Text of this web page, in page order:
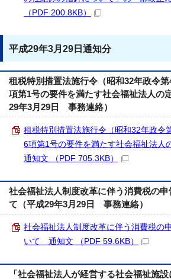
（PDF 200.8KB）
平成29年3月29日通知分
租税特別措置法施行令（昭和32年政令
項第1号の要件を満たす社会福祉法人の
29年3月29日 事務連絡）
租税特別措置法施行令（昭和32年政令
6項第1号の要件を満たす社会福祉法
通知文 （PDF 705.3KB）
社会福祉法人制度改革に伴う消費税の
て（平成29年3月29日 事務連絡）
社会福祉法人制度改革に伴う消費税の
いて 通知文 （PDF 59.6KB）
「社会福祉法人が経営する社会福祉施